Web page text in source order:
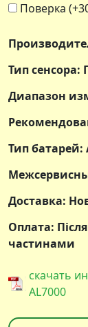
Поверка
Тип
Диапазон
Тип батарей:
Доставка:
Оплата:
частинами
скачать
AL7000